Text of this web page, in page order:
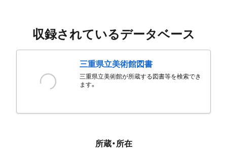
収録されているデータベース
三重県立美術館図書
三重県立美術館が所蔵する図書等を検索でき
ます。
所蔵・所在